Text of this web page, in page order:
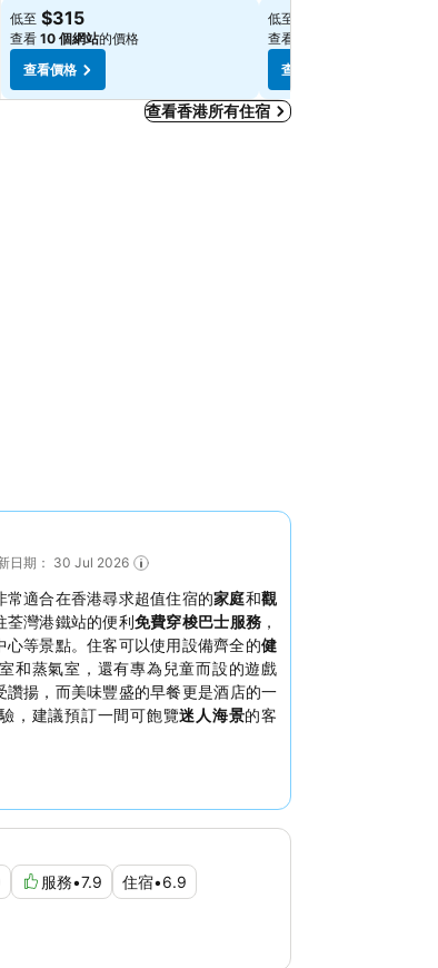
查看價格
低至 $315
查看 10 個網站的價格
查看價格
查看價格
低至
查看
查看價格
查看香港所有住宿
日期： 30 Jul 2026
適合在香港尋求超值住宿的家庭和觀
荃灣港鐵站的便利免費穿梭巴士服務 ，
等景點。住客可以使用設備齊全的健
和蒸氣室，還有專為兒童而設的遊戲
讚揚，而美味豐盛的早餐更是酒店的一
，建議預訂一間可飽覽迷人海景的客
服務•7.9 住宿•6.9